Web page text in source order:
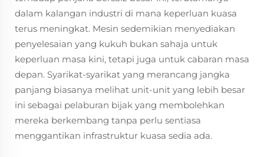
dalam kalangan industri di mana keperluan kuasa
terus meningkat. Mesin sedemikian menyediakan
penyelesaian yang kukuh bukan sahaja untuk
keperluan masa kini, tetapi juga untuk cabaran masa
depan. Syarikat-syarikat yang merancang jangka
panjang biasanya melihat unit-unit yang lebih besar
ini sebagai pelaburan bijak yang membolehkan
mereka berkembang tanpa perlu sentiasa
menggantikan infrastruktur kuasa sedia ada.